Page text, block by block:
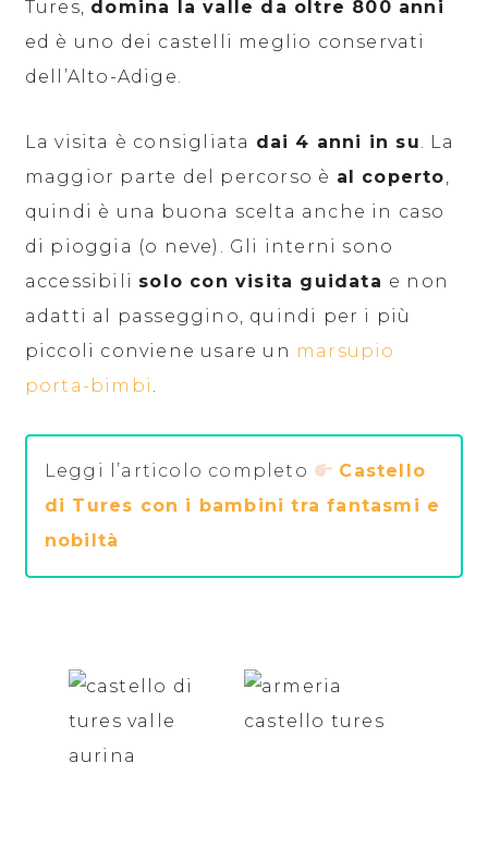
Tures, domina la valle da oltre 800 anni
ed è uno dei castelli meglio conservati
dell’Alto-Adige.
La visita è consigliata dai 4 anni in su. La
maggior parte del percorso è al coperto,
quindi è una buona scelta anche in caso
di pioggia (o neve). Gli interni sono
accessibili solo con visita guidata e non
adatti al passeggino, quindi per i più
piccoli conviene usare un marsupio
porta-bimbi .
Leggi l’articolo completo
Castello
di Tures con i bambini tra fantasmi e
nobiltà